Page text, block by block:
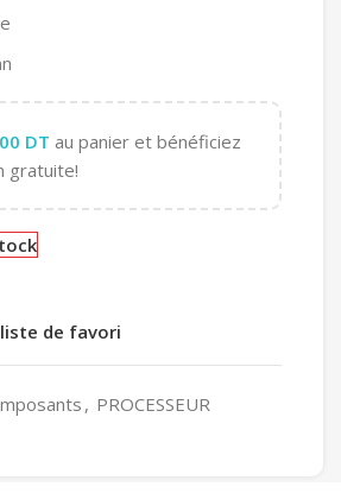
DT au panier et bénéficiez
gratuite!
de favori
, PROCESSEUR